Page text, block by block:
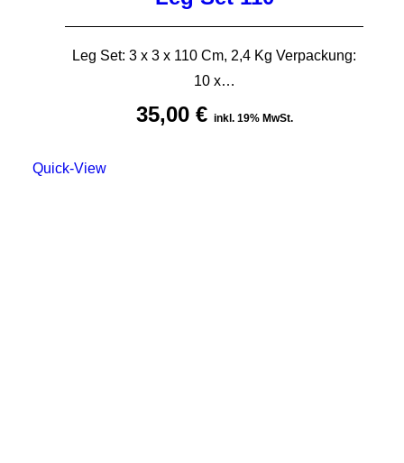
Leg Set: 3 x 3 x 110 Cm, 2,4 Kg Verpackung:
10 x…
35,00 € inkl. 19% MwSt.
Quick-View